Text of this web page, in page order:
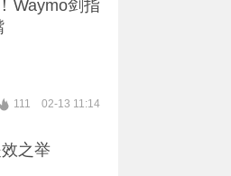
Waymo剑指
111 02-13 11:14
之举